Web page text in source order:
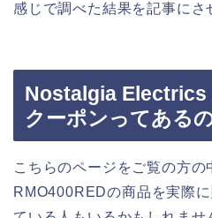
感じで調べた結果を記事にさ
Nostalgia Electrics
クーポンってある
こちらのページをご覧の方
RMO400REDの商品を実際